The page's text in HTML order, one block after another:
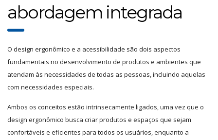
abordagem integrada
O design ergonômico e a acessibilidade são dois aspectos
fundamentais no desenvolvimento de produtos e ambientes que
atendam às necessidades de todas as pessoas, incluindo aquelas
com necessidades especiais.
Ambos os conceitos estão intrinsecamente ligados, uma vez que o
design ergonômico busca criar produtos e espaços que sejam
confortáveis e eficientes para todos os usuários, enquanto a